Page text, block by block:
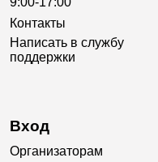
Контакты
Написать в службу
поддержки
Вход
Организаторам